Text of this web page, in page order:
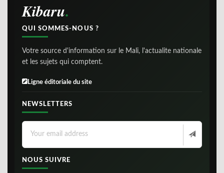
Kibaru
QUI SOMMES-NOUS ?
Votre source d'information sur le Mali, l'actualite nationale
et les sujets qui comptent.
Ligne éditoriale du site
NEWSLETTERS
NOUS SUIVRE